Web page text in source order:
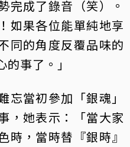
完成了錄音（笑）。
如果各位能單純地享
同的角度反覆品味的
事了。」
忘當初參加「銀魂」
，她表示：「當大家
時，當時替『銀時』